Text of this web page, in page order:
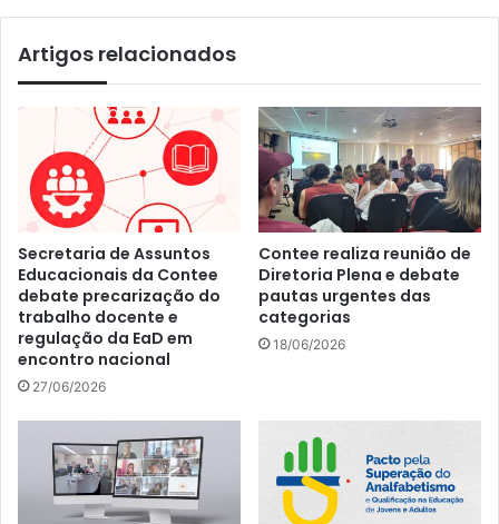
Artigos relacionados
Secretaria de Assuntos
Educacionais da Contee
debate precarização do
trabalho docente e
regulação da EaD em
encontro nacional
27/06/2026
Contee realiza reunião de
Diretoria Plena e debate
pautas urgentes das
categorias
18/06/2026